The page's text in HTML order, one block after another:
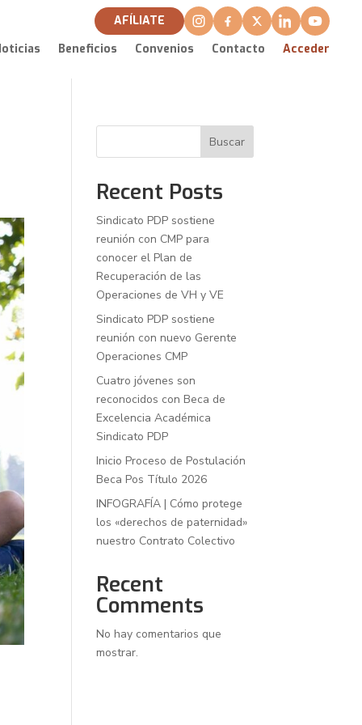
AFÍLIATE
Beneficios Convenios Contacto Acceder
Buscar
Recent Posts
Sindicato PDP sostiene
reunión con CMP para
conocer el Plan de
Recuperación de las
Operaciones de VH y VE
Sindicato PDP sostiene
reunión con nuevo Gerente
Operaciones CMP
Cuatro jóvenes son
reconocidos con Beca de
Excelencia Académica
Sindicato PDP
Inicio Proceso de Postulación
Beca Pos Título 2026
INFOGRAFÍA | Cómo protege
los «derechos de paternidad»
nuestro Contrato Colectivo
Recent
Comments
No hay comentarios que
mostrar.